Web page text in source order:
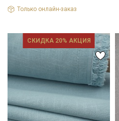
Только онлайн-заказ
СКИДКА 20% АКЦИЯ
Ознакомлен(а) с
Политикой
Согласие на
данных
Согласие на получение
информационных рассылок